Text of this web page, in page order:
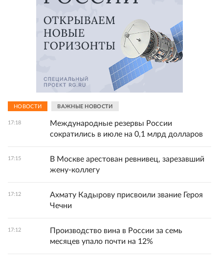
НОВОСТИ ВАЖНЫЕ НОВОСТИ
17:18
Международные резервы России
сократились в июле на 0,1 млрд долларов
17:15
В Москве арестован ревнивец, зарезавший
жену-коллегу
17:12
Ахмату Кадырову присвоили звание Героя
Чечни
17:12
Производство вина в России за семь
месяцев упало почти на 12%